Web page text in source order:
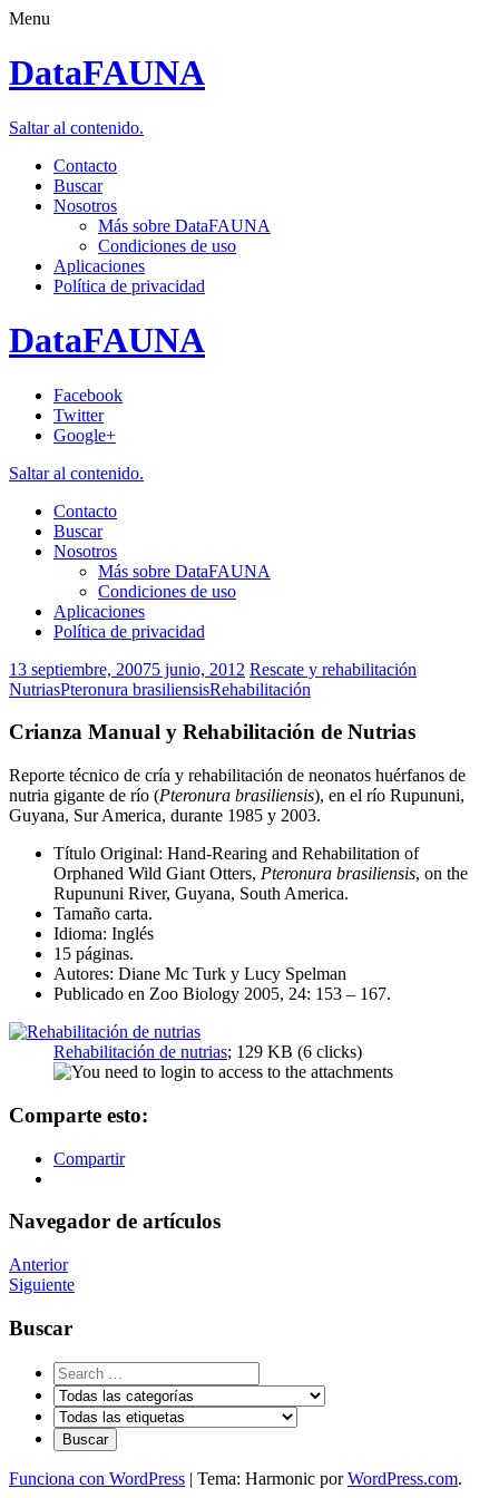
Menu
DataFAUNA
Saltar al contenido.
Contacto
Buscar
Nosotros
Más sobre DataFAUNA
Condiciones de uso
Aplicaciones
Política de privacidad
DataFAUNA
Facebook
Twitter
Google+
Saltar al contenido.
Contacto
Buscar
Nosotros
Más sobre DataFAUNA
Condiciones de uso
Aplicaciones
Política de privacidad
13 septiembre, 20075 junio, 2012 Rescate y rehabilitación
NutriasPteronura brasiliensisRehabilitación
Crianza Manual y Rehabilitación de Nutrias
Reporte técnico de cría y rehabilitación de neonatos huérfanos de
nutria gigante de río (Pteronura brasiliensis), en el río Rupununi,
Guyana, Sur America, durante 1985 y 2003.
Título Original: Hand-Rearing and Rehabilitation of
Orphaned Wild Giant Otters, Pteronura brasiliensis, on the
Rupununi River, Guyana, South America.
Tamaño carta.
Idioma: Inglés
15 páginas.
Autores: Diane Mc Turk y Lucy Spelman
Publicado en Zoo Biology 2005, 24: 153 – 167.
Rehabilitación de nutrias; 129 KB (6 clicks)
Comparte esto:
Compartir
Navegador de artículos
Anterior
Siguiente
Buscar
Funciona con WordPress | Tema: Harmonic porWordPress.com.